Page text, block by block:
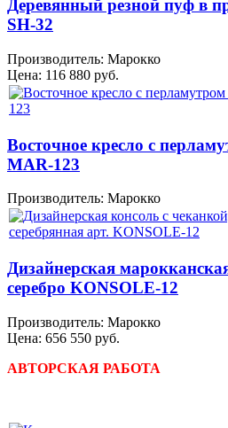
Деревянный резной пуф в
SH-32
Производитель: Марокко
Цена: 116 880 руб.
Восточное кресло с
MAR-123
Производитель: Марокко
Дизайнерская
серебро KONSOLE-12
Производитель: Марокко
Цена: 656 550 руб.
АВТОРСКАЯ РАБОТА